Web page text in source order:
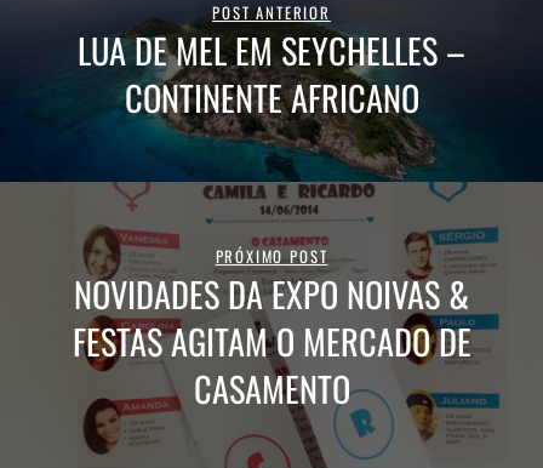
POST ANTERIOR
LUA DE MEL EM SEYCHELLES –
CONTINENTE AFRICANO
PRÓXIMO POST
NOVIDADES DA EXPO NOIVAS &
FESTAS AGITAM O MERCADO DE
CASAMENTO